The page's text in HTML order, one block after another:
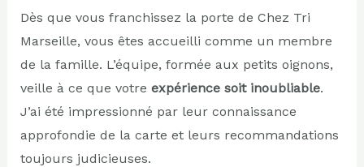
Dès que vous franchissez la porte de Chez Tri
Marseille, vous êtes accueilli comme un membre
de la famille. L’équipe, formée aux petits oignons,
veille à ce que votre expérience soit inoubliable.
J’ai été impressionné par leur connaissance
approfondie de la carte et leurs recommandations
toujours judicieuses.